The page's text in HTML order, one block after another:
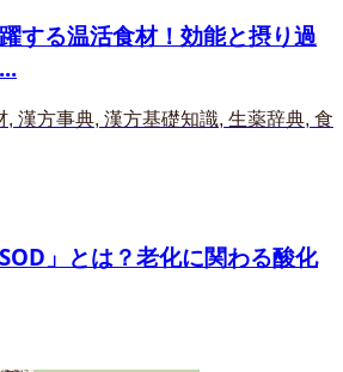
する温活食材！効能と摂り過
, 漢方事典, 漢方基礎知識, 生薬辞典, 食
」とは？老化に関わる酸化